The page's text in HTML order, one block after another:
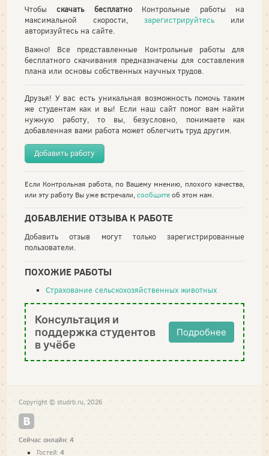
Чтобыскачать бесплатноКонтрольные работы на
максимальной скорости,зарегистрируйтесь или
авторизуйтесь на сайте.
Важно! Все представленные Контрольные работы для
бесплатного скачивания предназначены для составления
плана или основы собственных научных трудов.
Друзья! У вас есть уникальная возможность помочь таким
же студентам как и вы! Если наш сайт помог вам найти
нужную работу, то вы, безусловно, понимаете как
добавленная вами работа может облегчить труд другим.
Добавить работу
Если Контрольная работа, по Вашему мнению, плохого качества,
или эту работу Вы уже встречали,сообщитеоб этом нам.
ДОБАВЛЕНИЕ ОТЗЫВА К РАБОТЕ
Добавить отзыв могут только зарегистрированные
пользователи.
ПОХОЖИЕ РАБОТЫ
Страхование сельскохозяйственных животных
Консультация и
поддержка студентов
в учёбе
Подробнее
Copyright © studrb.ru, 2026
Сейчас онлайн: 4
Гостей: 4